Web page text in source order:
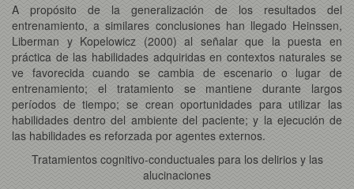
A propósito de la generalización de los resultados del
entrenamiento, a similares conclusiones han llegado Heinssen,
Liberman y Kopelowicz (2000) al señalar que la puesta en
práctica de las habilidades adquiridas en contextos naturales se
ve favorecida cuando se cambia de escenario o lugar de
entrenamiento; el tratamiento se mantiene durante largos
períodos de tiempo; se crean oportunidades para utilizar las
habilidades dentro del ambiente del paciente; y la ejecución de
las habilidades es reforzada por agentes externos.
Tratamientos cognitivo-conductuales para los delirios y las
alucinaciones